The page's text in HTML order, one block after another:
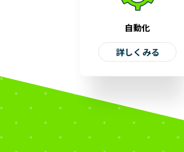
自動化
詳しくみる